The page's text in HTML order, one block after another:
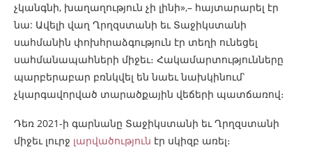
չկանգնի, խաղաղություն չի լինի»,– հայտարարել էր
նա: Ավելի վաղ Ղրղզստանի եւ Տաջիկստանի
սահմանին փոխհրաձգություն էր տեղի ունեցել
սահմանապահների միջեւ։ Հակամարտությունները
պարբերաբար բռնկվել են նաեւ նախկինում՝
չկարգավորված տարածքային վեճերի պատճառով։
Դեռ 2021-ի գարնանը Տաջիկստանի եւ Ղրղզստանի
միջեւ լուրջ լարվածություն էր սկիզբ առել։